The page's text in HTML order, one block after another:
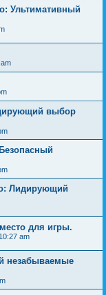
Ультимативный
выбор
Лидирующий
для игры.
am
незабываемые